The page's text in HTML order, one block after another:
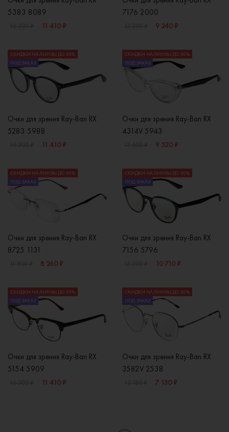
5383 8089
11 410 ₽
7176 2000
9 240 ₽
СКИДКИ НА ЛИНЗЫ ДО 30%
ПОД ЗАКАЗ
Очки для зрения Ray-Ban RX
5283 5988
11 410 ₽
СКИДКИ НА ЛИНЗЫ ДО 30%
ПОД ЗАКАЗ
Очки для зрения Ray-Ban RX
4314V 5943
9 520 ₽
СКИДКИ НА ЛИНЗЫ ДО 30%
ПОД ЗАКАЗ
Очки для зрения Ray-Ban RX
8725 1131
8 260 ₽
СКИДКИ НА ЛИНЗЫ ДО 30%
ПОД ЗАКАЗ
Очки для зрения Ray-Ban RX
7156 5796
10 710 ₽
СКИДКИ НА ЛИНЗЫ ДО 30%
ПОД ЗАКАЗ
Очки для зрения Ray-Ban RX
5154 5909
11 410 ₽
СКИДКИ НА ЛИНЗЫ ДО 30%
ПОД ЗАКАЗ
Очки для зрения Ray-Ban RX
3582V 2538
7 130 ₽